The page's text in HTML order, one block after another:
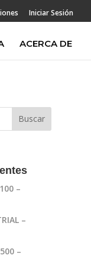
Iniciar Sesión
ACERCA DE
–
–
–